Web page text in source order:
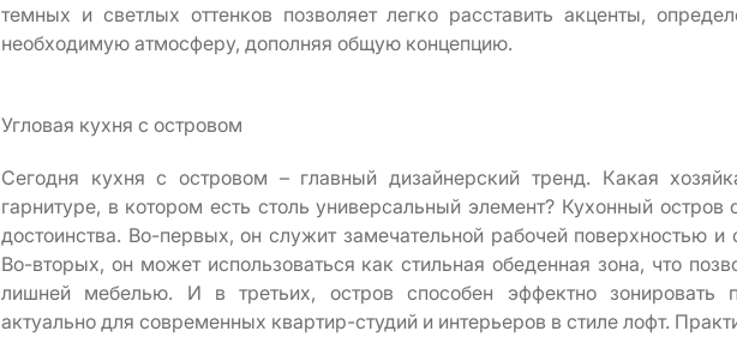
темных и светлых оттенков позволяет легко расставить акценты,
необходимую атмосферу, дополняя общую концепцию.
Угловая кухня с островом
Сегодня кухня с островом – главный дизайнерский тренд. Какая
гарнитуре, в котором есть столь универсальный элемент? Кухонный остров
достоинства. Во-первых, он служит замечательной рабочей поверхностью и
Во-вторых, он может использоваться как стильная обеденная зона, что
лишней мебелью. И в третьих, остров способен эффектно зонировать
актуально для современных квартир-студий и интерьеров в стиле лофт.